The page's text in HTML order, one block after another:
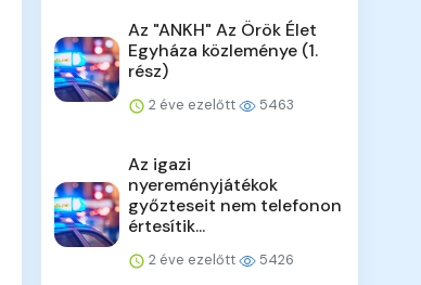
Az "ANKH" Az Örök Élet
Egyháza közleménye (1.
rész)
2 éve ezelőtt 5463
Az igazi
nyereményjátékok
győzteseit nem telefonon
értesítik...
2 éve ezelőtt 5426